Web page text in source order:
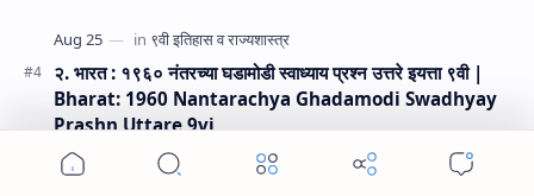
२. भारत : १९६० नंतरच्या घडामोडी स्वाध्याय प्रश्न उत्तरे इयत्ता ९वी |
Bharat: 1960 Nantarachya Ghadamodi Swadhyay
Prashn Uttare 9vi